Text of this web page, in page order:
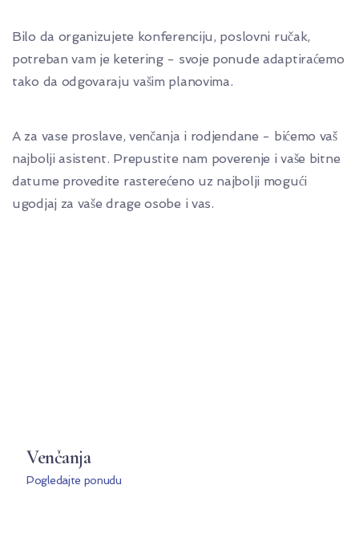
Bilo da organizujete konferenciju, poslovni ručak,
potreban vam je ketering - svoje ponude adaptiraćemo
tako da odgovaraju vašim planovima.
A za vase proslave, venčanja i rodjendane - bićemo vaš
najbolji asistent. Prepustite nam poverenje i vaše bitne
datume provedite rasterećeno uz najbolji mogući
ugodjaj za vaše drage osobe i vas.
Venčanja
Pogledajte ponudu